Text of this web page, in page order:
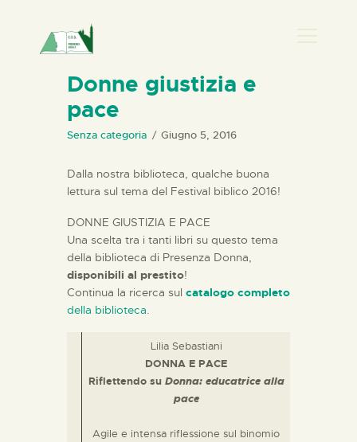
HOME
CHI SIAMO
PERCORSI
ELISA SALERNO
CONTATTI
Donne giustizia e
pace
Senza categoria Giugno 5, 2016
Dalla nostra biblioteca, qualche buona
lettura sul tema del Festival biblico 2016!
DONNE GIUSTIZIA E PACE
Una scelta tra i tanti libri su questo tema
della biblioteca di Presenza Donna,
disponibili al prestito!
Continua la ricerca sul catalogo completo
della biblioteca.
Lilia Sebastiani
DONNA E PACE
Riflettendo su Donna: educatrice alla
pace
Agile e intensa riflessione sul binomio